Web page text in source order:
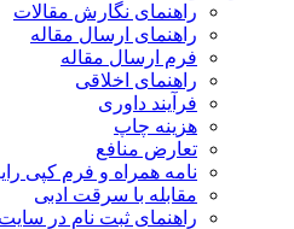
راهنمای نگارش مقالات
راهنمای ارسال مقاله
فرم ارسال مقاله
راهنمای اخلاقی
فرآیند داوری
هزینه چاپ
تعارض منافع
نامه همراه و فرم کپی
مقابله با سرقت ادبی
راهنمای ثبت نام در سایت ORCID